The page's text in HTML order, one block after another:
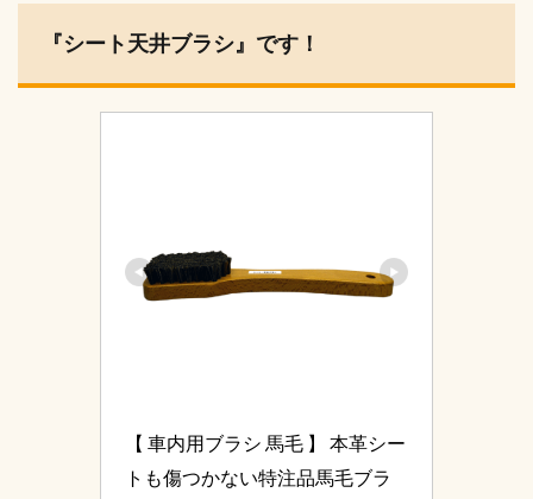
『シート天井ブラシ』です！
【 車内用ブラシ 馬毛 】 本革シー
トも傷つかない特注品馬毛ブラ